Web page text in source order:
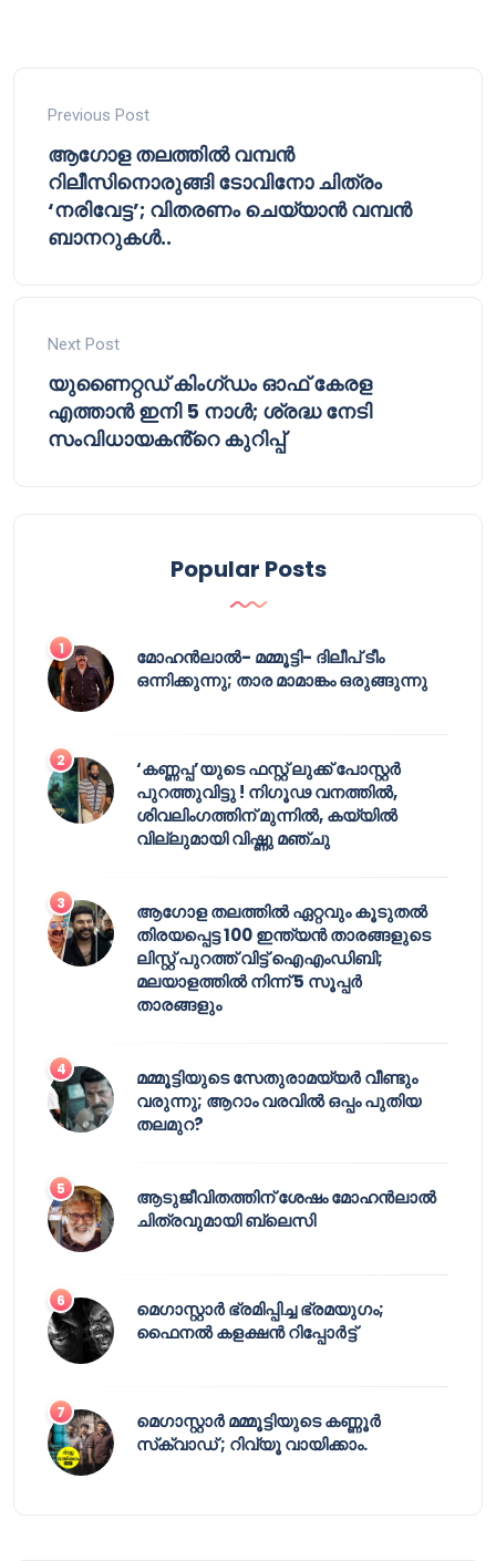
Previous Post
ആഗോള തലത്തിൽ വമ്പൻ
റിലീസിനൊരുങ്ങി ടോവിനോ ചിത്രം
‘നരിവേട്ട’; വിതരണം ചെയ്യാൻ വമ്പൻ
ബാനറുകൾ..
Next Post
യുണൈറ്റഡ് കിംഗ്ഡം ഓഫ് കേരള
എത്താൻ ഇനി 5 നാൾ; ശ്രദ്ധ നേടി
സംവിധായകൻ്റെ കുറിപ്പ്
Popular Posts
മോഹൻലാൽ- മമ്മൂട്ടി- ദിലീപ് ടീം
ഒന്നിക്കുന്നു; താര മാമാങ്കം ഒരുങ്ങുന്നു
‘കണ്ണപ്പ’യുടെ ഫസ്റ്റ് ലുക്ക് പോസ്റ്റർ
പുറത്തുവിട്ടു ! നിഗൂഢ വനത്തിൽ,
ശിവലിംഗത്തിന് മുന്നിൽ, കയ്യിൽ
വില്ലുമായി വിഷ്ണു മഞ്ചു
ആഗോള തലത്തിൽ ഏറ്റവും കൂടുതൽ
തിരയപ്പെട്ട 100 ഇന്ത്യൻ താരങ്ങളുടെ
ലിസ്റ്റ് പുറത്ത് വിട്ട് ഐഎംഡിബി;
മലയാളത്തിൽ നിന്ന് 5 സൂപ്പർ
താരങ്ങളും
മമ്മൂട്ടിയുടെ സേതുരാമയ്യർ വീണ്ടും
വരുന്നു; ആറാം വരവിൽ ഒപ്പം പുതിയ
തലമുറ?
ആടുജീവിതത്തിന് ശേഷം മോഹൻലാൽ
ചിത്രവുമായി ബ്ലെസി
മെഗാസ്റ്റാർ ഭ്രമിപ്പിച്ച ഭ്രമയുഗം;
ഫൈനൽ കളക്ഷൻ റിപ്പോർട്ട്
മെഗാസ്റ്റാർ മമ്മൂട്ടിയുടെ കണ്ണൂർ
സ്‌ക്വാഡ് ; റിവ്യൂ വായിക്കാം.